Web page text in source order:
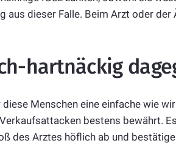
aus dieser Falle. Beim Arzt oder
hartnäckig
Menschen eine einfache wie
bestens bewährt.
des Arztes höflich ab und